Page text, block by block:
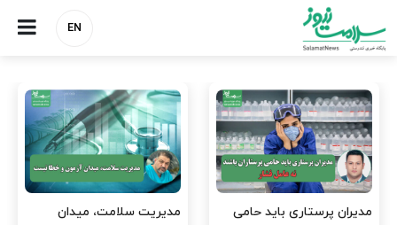
EN
وقت وزیر بهداشت باید صرف
واردات دارو و کالاهای اساسی